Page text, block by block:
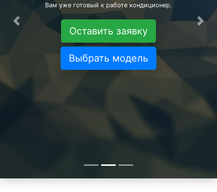
Вам уже готовый к работе кондиционер.
Оставить заявку
Выбрать модель
Предыдущая